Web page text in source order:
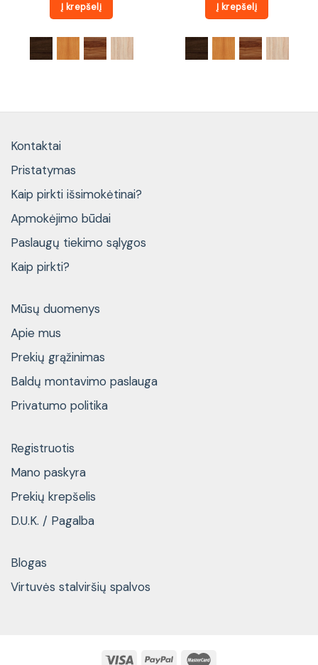
Į krepšelį Į krepšelį
Kontaktai
Pristatymas
Kaip pirkti išsimokėtinai?
Apmokėjimo būdai
Paslaugų tiekimo sąlygos
Kaip pirkti?
Mūsų duomenys
Apie mus
Prekių grąžinimas
Baldų montavimo paslauga
Privatumo politika
Registruotis
Mano paskyra
Prekių krepšelis
D.U.K. / Pagalba
Blogas
Virtuvės stalviršių spalvos